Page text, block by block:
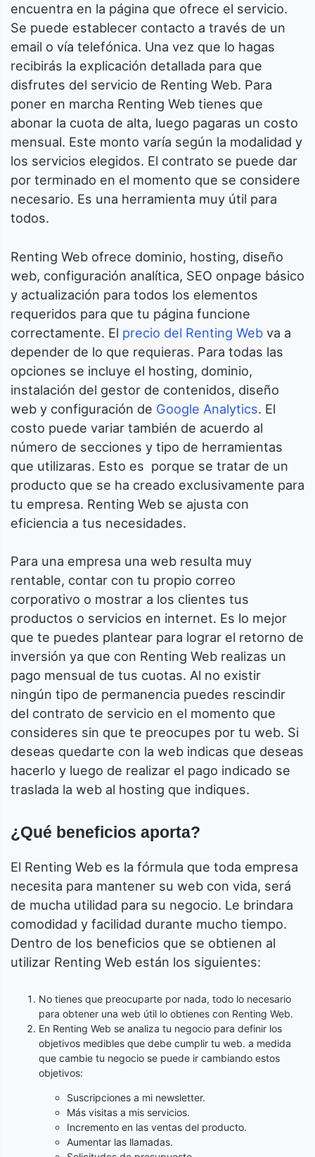
encuentra en la página que ofrece el servicio.
Se puede establecer contacto a través de un
email o vía telefónica. Una vez que lo hagas
recibirás la explicación detallada para que
disfrutes del servicio de Renting Web. Para
poner en marcha Renting Web tienes que
abonar la cuota de alta, luego pagaras un costo
mensual. Este monto varía según la modalidad y
los servicios elegidos. El contrato se puede dar
por terminado en el momento que se considere
necesario. Es una herramienta muy útil para
todos.
Renting Web ofrece dominio, hosting, diseño
web, configuración analítica, SEO onpage básico
y actualización para todos los elementos
requeridos para que tu página funcione
correctamente. El precio del Renting Web va a
depender de lo que requieras. Para todas las
opciones se incluye el hosting, dominio,
instalación del gestor de contenidos, diseño
web y configuración de Google Analytics. El
costo puede variar también de acuerdo al
número de secciones y tipo de herramientas
que utilizaras. Esto es porque se tratar de un
producto que se ha creado exclusivamente para
tu empresa. Renting Web se ajusta con
eficiencia a tus necesidades.
Para una empresa una web resulta muy
rentable, contar con tu propio correo
corporativo o mostrar a los clientes tus
productos o servicios en internet. Es lo mejor
que te puedes plantear para lograr el retorno de
inversión ya que con Renting Web realizas un
pago mensual de tus cuotas. Al no existir
ningún tipo de permanencia puedes rescindir
del contrato de servicio en el momento que
consideres sin que te preocupes por tu web. Si
deseas quedarte con la web indicas que deseas
hacerlo y luego de realizar el pago indicado se
traslada la web al hosting que indiques.
¿Qué beneficios aporta?
El Renting Web es la fórmula que toda empresa
necesita para mantener su web con vida, será
de mucha utilidad para su negocio. Le brindara
comodidad y facilidad durante mucho tiempo.
Dentro de los beneficios que se obtienen al
utilizar Renting Web están los siguientes:
No tienes que preocuparte por nada, todo lo necesario
para obtener una web útil lo obtienes con Renting Web.
En Renting Web se analiza tu negocio para definir los
objetivos medibles que debe cumplir tu web. a medida
que cambie tu negocio se puede ir cambiando estos
objetivos:
Suscripciones a mi newsletter.
Más visitas a mis servicios.
Incremento en las ventas del producto.
Aumentar las llamadas.